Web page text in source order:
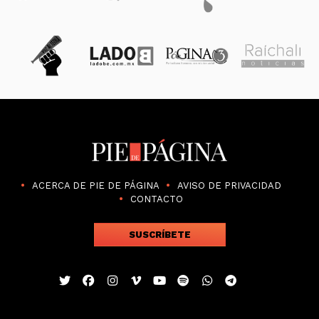
ACERCA DE PIE DE PÁGINA
AVISO DE PRIVACIDAD
CONTACTO
SUSCRÍBETE